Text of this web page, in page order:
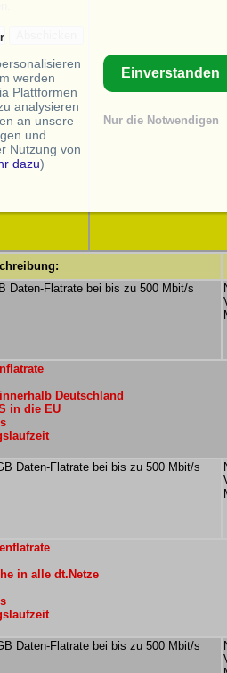
Daten-Flatrate bei bis zu 500 Mbit/s
Deutschland
in die EU
Daten-Flatrate bei bis zu 500 Mbit/s
in alle dt.Netze
Daten-Flatrate bei bis zu 500 Mbit/s
werden
Plattformen
analysieren
an unsere
und
Nutzung von
dazu)
Einverstanden
Nur die Notwendigen